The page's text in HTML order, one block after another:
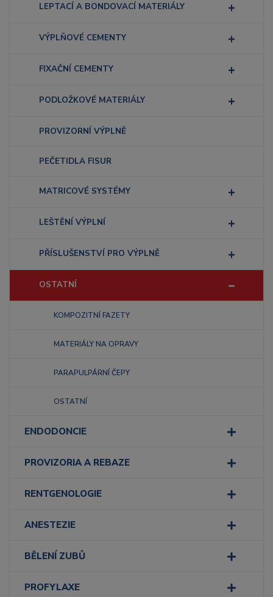
LEPTACÍ A BONDOVACÍ MATERIÁLY
VÝPLŇOVÉ CEMENTY
FIXAČNÍ CEMENTY
PODLOŽKOVÉ MATERIÁLY
PROVIZORNÍ VÝPLNĚ
PEČETIDLA FISUR
MATRICOVÉ SYSTÉMY
LEŠTĚNÍ VÝPLNÍ
PŘÍSLUŠENSTVÍ PRO VÝPLNĚ
OSTATNÍ
KOMPOZITNÍ FAZETY
MATERIÁLY NA OPRAVY
PARAPULPÁRNÍ ČEPY
OSTATNÍ
ENDODONCIE
PROVIZORIA A REBAZE
RENTGENOLOGIE
ANESTEZIE
BĚLENÍ ZUBŮ
PROFYLAXE